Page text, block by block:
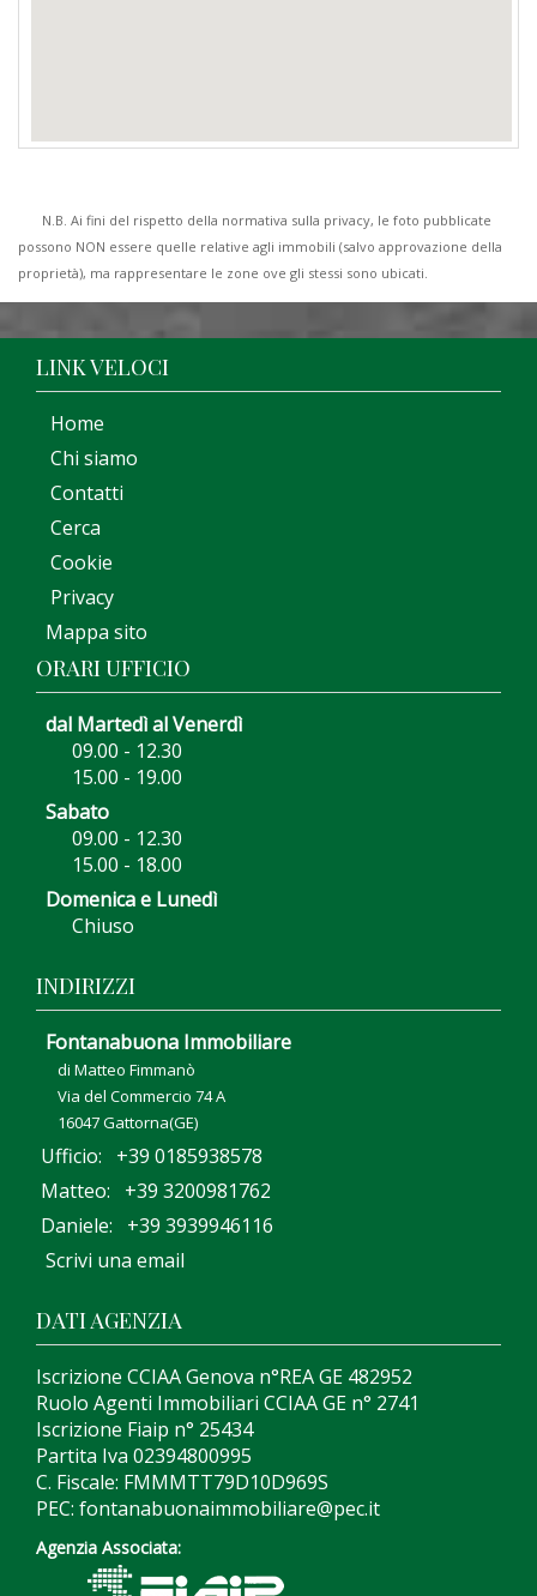
N.B. Ai fini del rispetto della normativa sulla privacy, le foto pubblicate
possono NON essere quelle relative agli immobili (salvo approvazione della
proprietà), ma rappresentare le zone ove gli stessi sono ubicati.
LINK VELOCI
Home
Chi siamo
Contatti
Cerca
Cookie
Privacy
Mappa sito
ORARI UFFICIO
dal Martedì al Venerdì
09.00 - 12.30
15.00 - 19.00
Sabato
09.00 - 12.30
15.00 - 18.00
Domenica e Lunedì
Chiuso
INDIRIZZI
Fontanabuona Immobiliare
di Matteo Fimmanò
Via del Commercio 74 A
16047 Gattorna(GE)
Ufficio: +39 0185938578
Matteo: +39 3200981762
Daniele: +39 3939946116
Scrivi una email
DATI AGENZIA
Iscrizione CCIAA Genova n°REA GE 482952
Ruolo Agenti Immobiliari CCIAA GE n° 2741
Iscrizione Fiaip n° 25434
Partita Iva 02394800995
C. Fiscale: FMMMTT79D10D969S
PEC: fontanabuonaimmobiliare@pec.it
Agenzia Associata: